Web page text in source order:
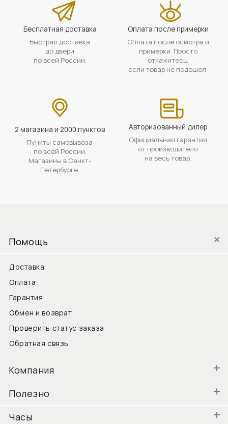
Бесплатная доставка
Быстрая доставка
до двери
по всей России.
Оплата после примерки
Оплата после осмотра и
примерки. Просто
откажитесь,
если товар не подошел.
2 магазина и 2000 пунктов
Пункты самовывоза
по всей России.
Магазины в Санкт-
Петербурге.
Авторизованный дилер
Официальная гарантия
от производителя
на весь товар.
Помощь
Доставка
Оплата
Гарантия
Обмен и возврат
Проверить статус заказа
Обратная связь
Компания
Полезно
Часы